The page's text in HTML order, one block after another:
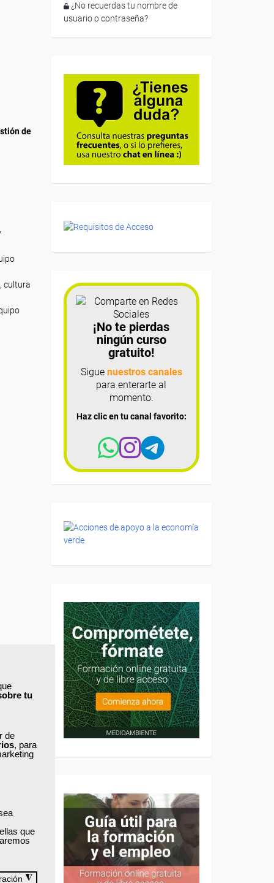
tu
de
, para
que
◮
de
cultura
¿No recuerdas tu nombre de
usuario o contraseña?
¡No te pierdas
ningún curso
gratuito!
Sigue nuestros canales
para enterarte al
momento.
Haz clic en tu canal favorito: